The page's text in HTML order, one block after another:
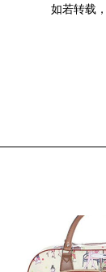
如若转载